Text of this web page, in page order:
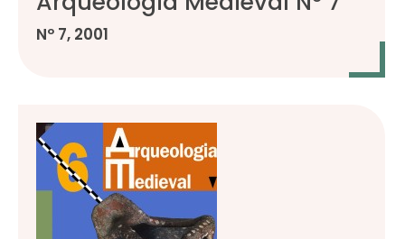
Nº 7, 2001